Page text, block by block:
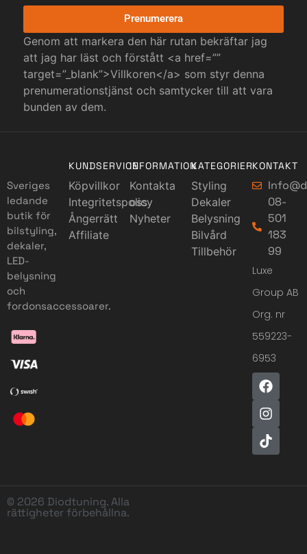
Prenumerera
Genom att markera den här rutan bekräftar jag
att jag har läst och förstått <a href=””
target=”_blank”>Villkoren</a> som styr denna
prenumerationstjänst och samtycker till att vara
bunden av dem.
Sveriges
ledande
butik för
bilstyling,
dekaler,
LED-
belysning
och
fordonsaccessoarer.
KUNDSERVICE
Köpvillkor
Integritetspolicy
Ångerrätt
Affiliate
INFORMATION
Kontakta
oss
Nyheter
KATEGORIER
Styling
Dekaler
Belysning
Bilvård
Tillbehör
KONTAKT
08-
501
183
99
Luxe
Group AB
Org. nr
559223-
6953
© 2026 Diodtuning. Alla
rättigheter förbehållna.